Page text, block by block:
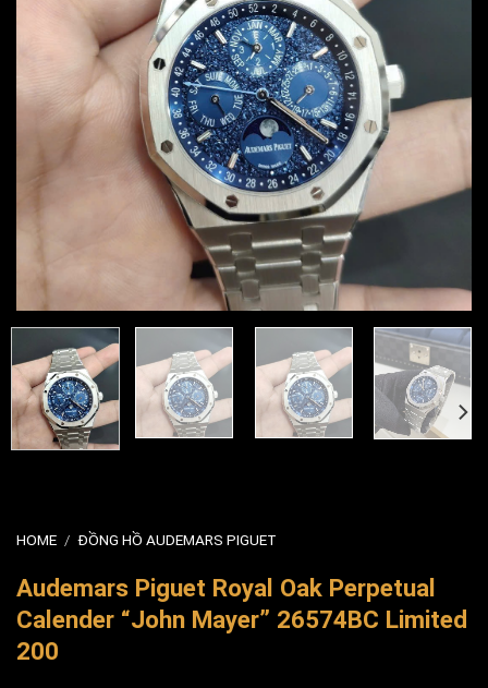
HOME / ĐỒNG HỒ AUDEMARS PIGUET
Audemars Piguet Royal Oak Perpetual
Calender “John Mayer” 26574BC Limited
200